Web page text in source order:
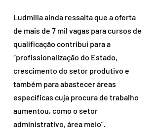
Ludmilla ainda ressalta que a oferta
de mais de 7 mil vagas para cursos de
qualificação contribui para a
“profissionalização do Estado,
crescimento do setor produtivo e
também para abastecer áreas
específicas cuja procura de trabalho
aumentou, como o setor
administrativo, área meio”.